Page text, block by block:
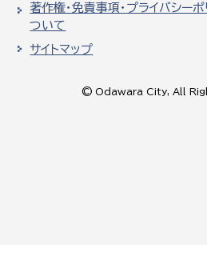
著作権・免責事項・プライバシーポ
ついて
サイトマップ
© Odawara City, All